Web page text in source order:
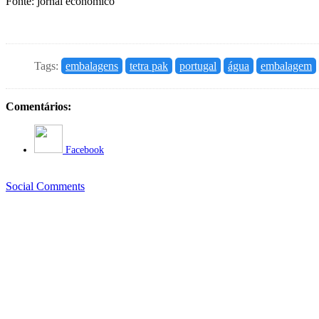
Tags: embalagens tetra pak portugal água embalagem
Comentários:
Facebook
Social Comments